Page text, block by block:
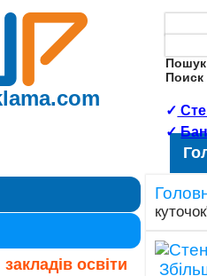
✓
✓
освіти